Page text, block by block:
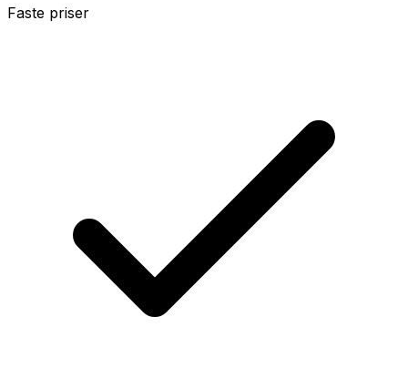
Faste priser